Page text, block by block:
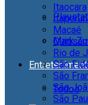
Mark
Todos
Itaocara
Macaé
Rio de
São
São
São
São